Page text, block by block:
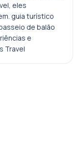
eles
guia turístico
de balão
e
Travel